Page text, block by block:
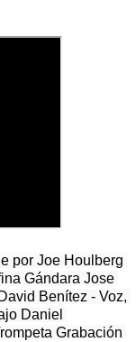
por Joe Houlberg
Gándara Jose
Benítez - Voz,
Daniel
Grabación